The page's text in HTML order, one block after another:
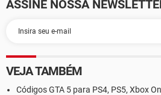
ASSINE NOSSA
VEJA TAMBÉM
Códigos GTA 5 para PS4, PS5, Xbox